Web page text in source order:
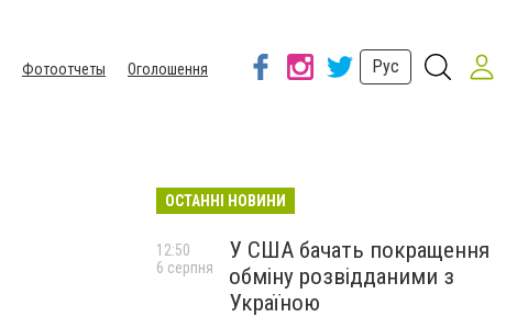
Фотоотчеты
Оголошення
Рус
ОСТАННІ НОВИНИ
У США бачать покращення
обміну розвідданими з
Україною
12:50
6 серпня